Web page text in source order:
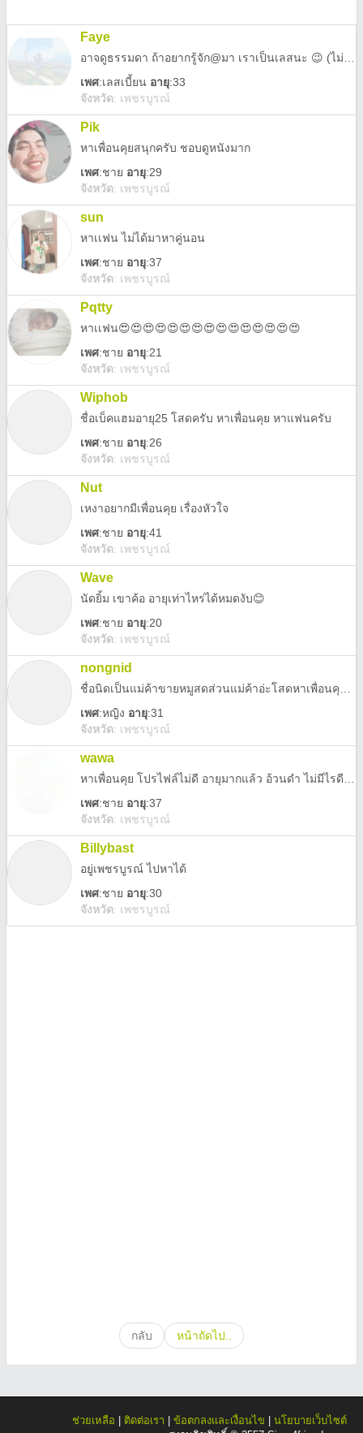
Faye
เพศ:เลสเบี้ยน อายุ:33
จังหวัด: เพชรบูรณ์
Pik
หาเพื่อนคุยสนุกครับ ชอบดูหนังมาก
เพศ:ชาย อายุ:29
จังหวัด: เพชรบูรณ์
sun
หาเเฟน ไม่ได้มาหาคู่นอน
เพศ:ชาย อายุ:37
จังหวัด: เพชรบูรณ์
Pqtty
หาเเฟน😍😍😍😍😍😍😍😍😍😍😍😍😍😍😍
เพศ:ชาย อายุ:21
จังหวัด: เพชรบูรณ์
Wiphob
ชื่อเบ็คแฮมอายุ25 โสดครับ หาเพื่อนคุย หาแฟนครับ
เพศ:ชาย อายุ:26
จังหวัด: เพชรบูรณ์
Nut
เหงาอยากมีเพื่อนคุย เรื่องหัวใจ
เพศ:ชาย อายุ:41
จังหวัด: เพชรบูรณ์
Wave
นัดยิ้ม เขาค้อ อายุเท่าไหร่ได้หมดงับ😊
เพศ:ชาย อายุ:20
จังหวัด: เพชรบูรณ์
nongnid
เพศ:หญิง อายุ:31
จังหวัด: เพชรบูรณ์
wawa
เพศ:ชาย อายุ:37
จังหวัด: เพชรบูรณ์
Billybast
อยู่เพชรบูรณ์ ไปหาได้
เพศ:ชาย อายุ:30
จังหวัด: เพชรบูรณ์
กลับ หน้าถัดไป..
ช่วยเหลือ ติดต่อเรา ข้อตกลงและเงื่อนไข
นโยบายเว็บไซต์